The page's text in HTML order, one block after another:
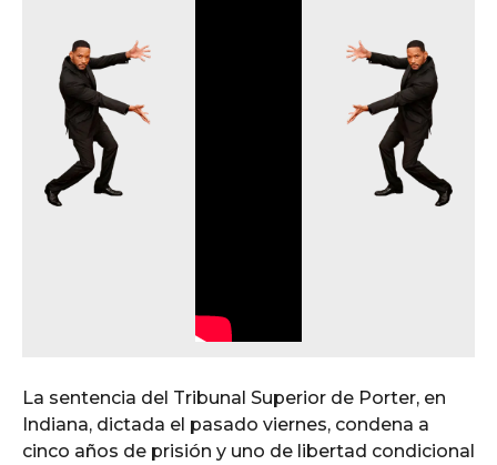
La sentencia del Tribunal Superior de Porter, en
Indiana, dictada el pasado viernes, condena a
cinco años de prisión y uno de libertad condicional